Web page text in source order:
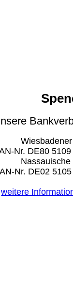
Nr. DE80
Nr. DE02
weitere